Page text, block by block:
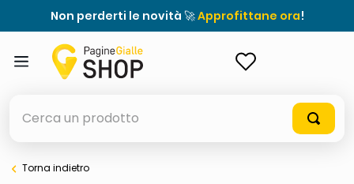
Non perderti le novità 🚀Approfittane ora!
Torna indietro